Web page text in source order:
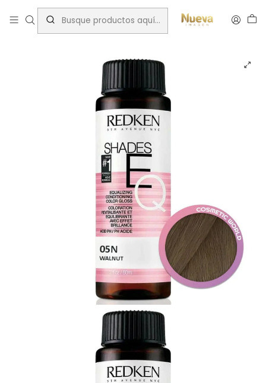
Inicio Tintes por Marca ShadesEQ
RK SHADES EQ 5 N WALNUT 60 ML